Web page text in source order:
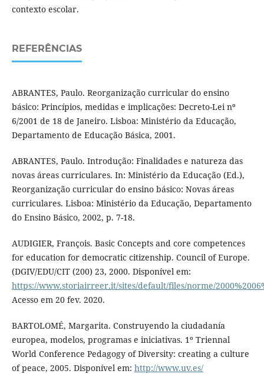
contexto escolar.
REFERÊNCIAS
ABRANTES, Paulo. Reorganização curricular do ensino
básico: Princípios, medidas e implicações: Decreto-Lei nº
6/2001 de 18 de Janeiro. Lisboa: Ministério da Educação,
Departamento de Educação Básica, 2001.
ABRANTES, Paulo. Introdução: Finalidades e natureza das
novas áreas curriculares. In: Ministério da Educação (Ed.),
Reorganização curricular do ensino básico: Novas áreas
curriculares. Lisboa: Ministério da Educação, Departamento
do Ensino Básico, 2002, p. 7-18.
AUDIGIER, François. Basic Concepts and core competences
for education for democratic citizenship. Council of Europe.
(DGIV/EDU/CIT (200) 23, 2000. Disponível em:
https://www.storiairreer.it/sites/default/files/norme/
Acesso em 20 fev. 2020.
BARTOLOMÉ, Margarita. Construyendo la ciudadanía
europea, modelos, programas e iniciativas. 1º Triennal
World Conference Pedagogy of Diversity: creating a culture
of peace, 2005. Disponível em: http://www.uv.es/